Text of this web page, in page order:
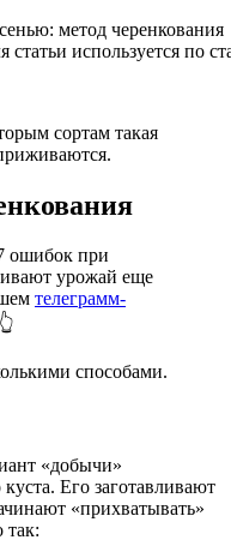
используется по
сортам такая
ошибок при
урожай еще
телеграмм-
способами.
«добычи»
Его заготавливают
«прихватывать»
так: